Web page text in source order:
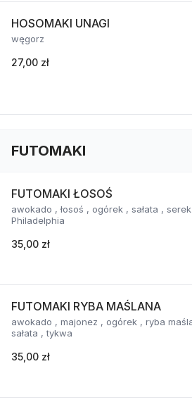
HOSOMAKI UNAGI
węgorz
27,00 zł
FUTOMAKI
FUTOMAKI ŁOSOŚ
awokado , łosoś , ogórek , sałata , serek
Philadelphia
35,00 zł
FUTOMAKI RYBA MAŚLANA
awokado , majonez , ogórek , ryba maślana ,
sałata , tykwa
35,00 zł